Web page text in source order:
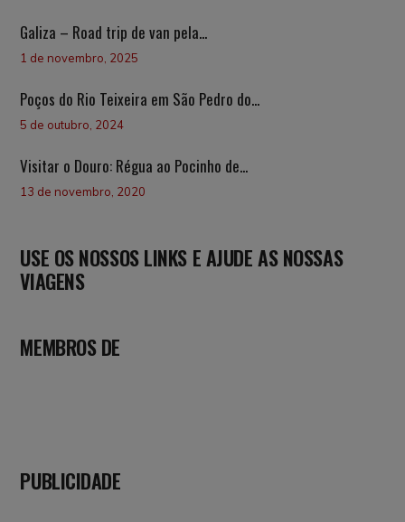
Galiza – Road trip de van pela...
1 de novembro, 2025
Poços do Rio Teixeira em São Pedro do...
5 de outubro, 2024
Visitar o Douro: Régua ao Pocinho de...
13 de novembro, 2020
USE OS NOSSOS LINKS E AJUDE AS NOSSAS
VIAGENS
MEMBROS DE
PUBLICIDADE